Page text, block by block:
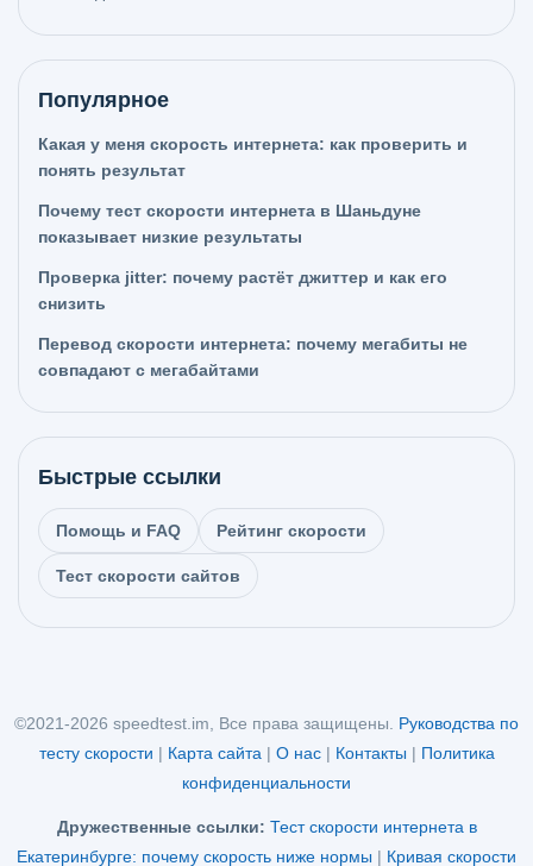
Популярное
Какая у меня скорость интернета: как проверить и
понять результат
Почему тест скорости интернета в Шаньдуне
показывает низкие результаты
Проверка jitter: почему растёт джиттер и как его
снизить
Перевод скорости интернета: почему мегабиты не
совпадают с мегабайтами
Быстрые ссылки
Помощь и FAQ Рейтинг скорости
Тест скорости сайтов
©2021-2026 speedtest.im, Все права защищены.
Руководства по
тесту скорости | Карта сайта | О нас| Контакты | Политика
конфиденциальности
Дружественные ссылки: Тест скорости интернета в
Екатеринбурге: почему скорость ниже нормы | Кривая скорости